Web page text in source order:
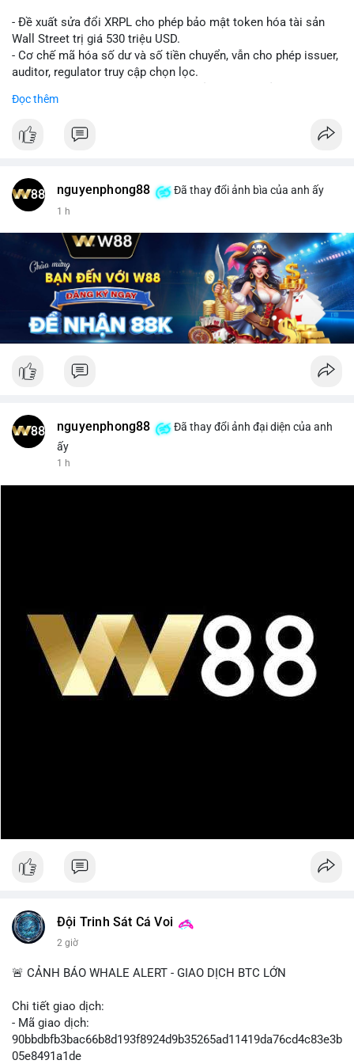
- Đề xuất sửa đổi XRPL cho phép bảo mật token hóa tài sản
Wall Street trị giá 530 triệu USD.
- Cơ chế mã hóa số dư và số tiền chuyển, vẫn cho phép issuer,
auditor, regulator truy cập chọn lọc.
tài chính.
chức tài chính.
$xrp
#titanbot
📰 Nguồn: CoinDesk
Đọc thêm
nguyenphong88 Đã thay đổi ảnh bìa của anh ấy
1 h
nguyenphong88
Đã thay đổi ảnh đại diện của anh
ấy
1 h
Đội Trinh Sát Cá Voi
2 giờ
🚨 CẢNH BÁO WHALE ALERT - GIAO DỊCH BTC LỚN
Chi tiết giao dịch:
- Mã giao dịch:
90bbdbfb3bac66b8d193f8924d9b35265ad11419da76cd4c83e3b
05e8491a1de